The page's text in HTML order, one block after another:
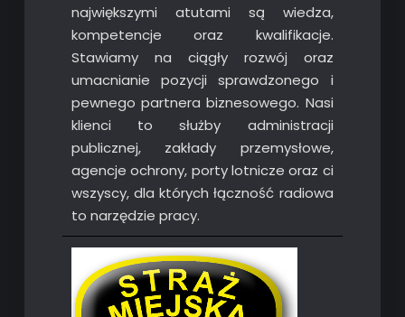
największymi atutami są wiedza,
kompetencje oraz kwalifikacje.
Stawiamy na ciągły rozwój oraz
umacnianie pozycji sprawdzonego i
pewnego partnera biznesowego. Nasi
klienci to służby administracji
publicznej, zakłady przemysłowe,
agencje ochrony, porty lotnicze oraz ci
wszyscy, dla których łączność radiowa
to narzędzie pracy.